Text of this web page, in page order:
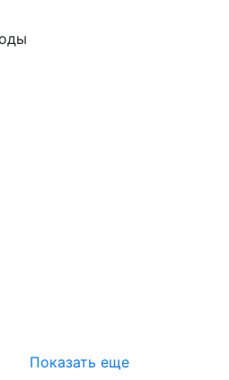
Показать еще